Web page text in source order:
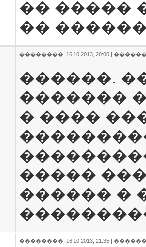
�� �����
��
��������: 16.10.2013, 20:00 |
������.
�������
� ����
�����
������ �
��������: 16.10.2013, 21:35 |